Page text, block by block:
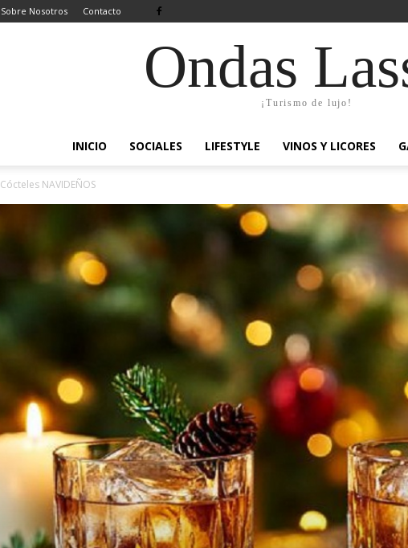
Sobre Nosotros Contacto
Ondas
¡Turismo de lujo!
INICIO SOCIALES LIFESTYLE VINOS Y LICORES
Cócteles NAVIDEÑOS